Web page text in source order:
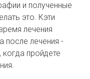
и полученные
это. Кэти
лечения
после лечения -
пройдете